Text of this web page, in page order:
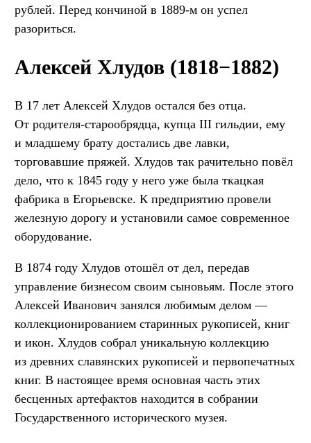
рублей. Перед кончиной в 1889-м он успел
разориться.
Алексей Хлудов (1818−1882)
В 17 лет Алексей Хлудов остался без отца.
От родителя-старообрядца, купца III гильдии, ему
и младшему брату достались две лавки,
торговавшие пряжей. Хлудов так рачительно повёл
дело, что к 1845 году у него уже была ткацкая
фабрика в Егорьевске. К предприятию провели
железную дорогу и установили самое современное
оборудование.
В 1874 году Хлудов отошёл от дел, передав
управление бизнесом своим сыновьям. После этого
Алексей Иванович занялся любимым делом —
коллекционированием старинных рукописей, книг
и икон. Хлудов собрал уникальную коллекцию
из древних славянских рукописей и первопечатных
книг. В настоящее время основная часть этих
бесценных артефактов находится в собрании
Государственного исторического музея.